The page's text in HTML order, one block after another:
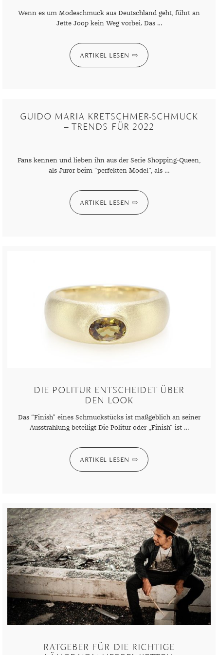
Wenn es um Modeschmuck aus Deutschland geht, führt an
Jette Joop kein Weg vorbei. Das …
ARTIKEL LESEN
GUIDO MARIA KRETSCHMER-SCHMUCK
– TRENDS FÜR 2022
Fans kennen und lieben ihn aus der Serie Shopping-Queen,
als Juror beim “perfekten Model”, als …
ARTIKEL LESEN
DIE POLITUR ENTSCHEIDET ÜBER
DEN LOOK
Das “Finish” eines Schmuckstücks ist maßgeblich an seiner
Ausstrahlung beteiligt Die Politur oder „Finish“ ist …
ARTIKEL LESEN
RATGEBER FÜR DIE RICHTIGE